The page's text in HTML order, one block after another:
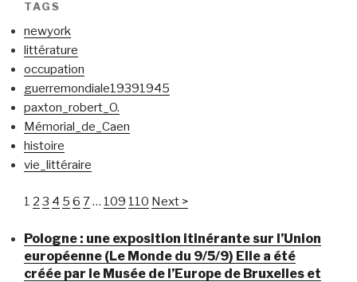
TAGS
newyork
littérature
occupation
guerremondiale19391945
paxton_robert_O.
Mémorial_de_Caen
histoire
vie_littéraire
1 2 3 4 5 6 7… 109 110 Next >
Pologne : une exposition itinérante sur l’Union
européenne (Le Monde du 9/5/9) Elle a été
créée par le Musée de l’Europe de Bruxelles et